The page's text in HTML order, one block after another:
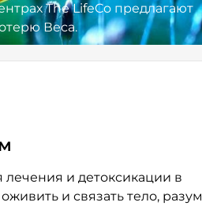
The LifeCo предлагают
Веса.
и детоксикации в
и связать тело, разум